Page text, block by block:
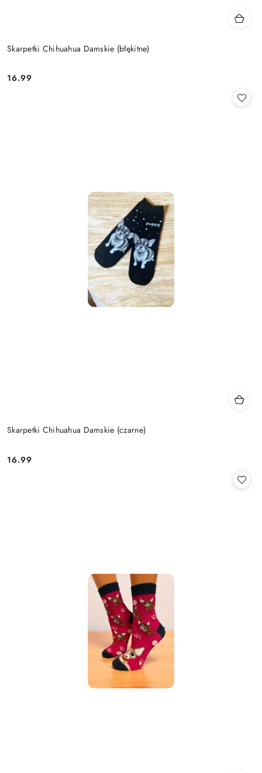
Skarpetki Chihuahua Damskie (błękitne)
Cena:
16.99
Skarpetki Chihuahua Damskie (czarne)
Cena:
16.99